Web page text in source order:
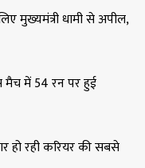
मुख्यमंत्री धामी से अपील,
मैच में 54 रन पर हुई
हो रही करियर की सबसे